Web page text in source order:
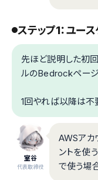
ステップ1：ユー
先ほど説明した初
ルのBedrockページ
1回やれば以降は不
室谷
代表取締役
AWSアカ
ントを使
で使う場